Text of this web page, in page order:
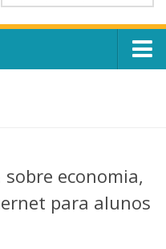
OUVIDORIA
CONTATO
sobre economia,
para alunos